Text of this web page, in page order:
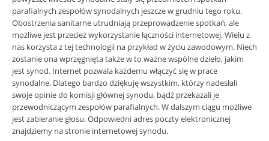
parafialnych zespołów synodalnych jeszcze w grudniu tego roku.
Obostrzenia sanitarne utrudniają przeprowadzenie spotkań, ale
możliwe jest przecież wykorzystanie łączności internetowej. Wielu z
nas korzysta z tej technologii na przykład w życiu zawodowym. Niech
zostanie ona wprzęgnięta także w to ważne wspólne dzieło, jakim
jest synod. Internet pozwala każdemu włączyć się w prace
synodalne. Dlatego bardzo dziękuję wszystkim, którzy nadesłali
swoje opinie do komisji głównej synodu, bądź przekazali je
przewodniczącym zespołów parafialnych. W dalszym ciągu możliwe
jest zabieranie głosu. Odpowiedni adres poczty elektronicznej
znajdziemy na stronie internetowej synodu.